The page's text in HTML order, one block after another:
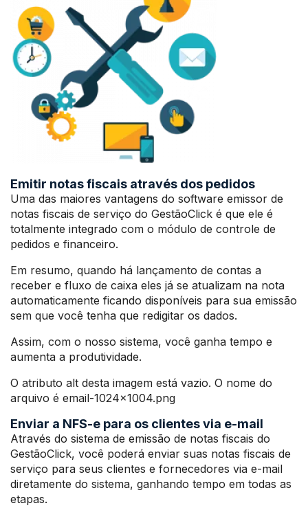
Emitir notas fiscais através dos pedidos
Uma das maiores vantagens do software emissor de
notas fiscais de serviço do GestãoClick é que ele é
totalmente integrado com o módulo de controle de
pedidos e financeiro.
Em resumo, quando há lançamento de contas a
receber e fluxo de caixa eles já se atualizam na nota
automaticamente ficando disponíveis para sua emissão
sem que você tenha que redigitar os dados.
Assim, com o nosso sistema, você ganha tempo e
aumenta a produtividade.
O atributo alt desta imagem está vazio. O nome do
arquivo é email-1024×1004.png
Enviar a NFS-e para os clientes via e-mail
Através do sistema de emissão de notas fiscais do
GestãoClick, você poderá enviar suas notas fiscais de
serviço para seus clientes e fornecedores via e-mail
diretamente do sistema, ganhando tempo em todas as
etapas.